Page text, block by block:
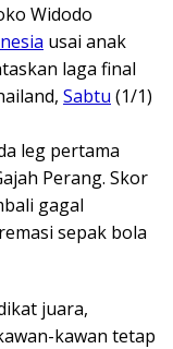
Widodo
usai anak
laga final
Sabtu (1/1)
leg pertama
Perang. Skor
gagal
sepak bola
juara,
kawan tetap